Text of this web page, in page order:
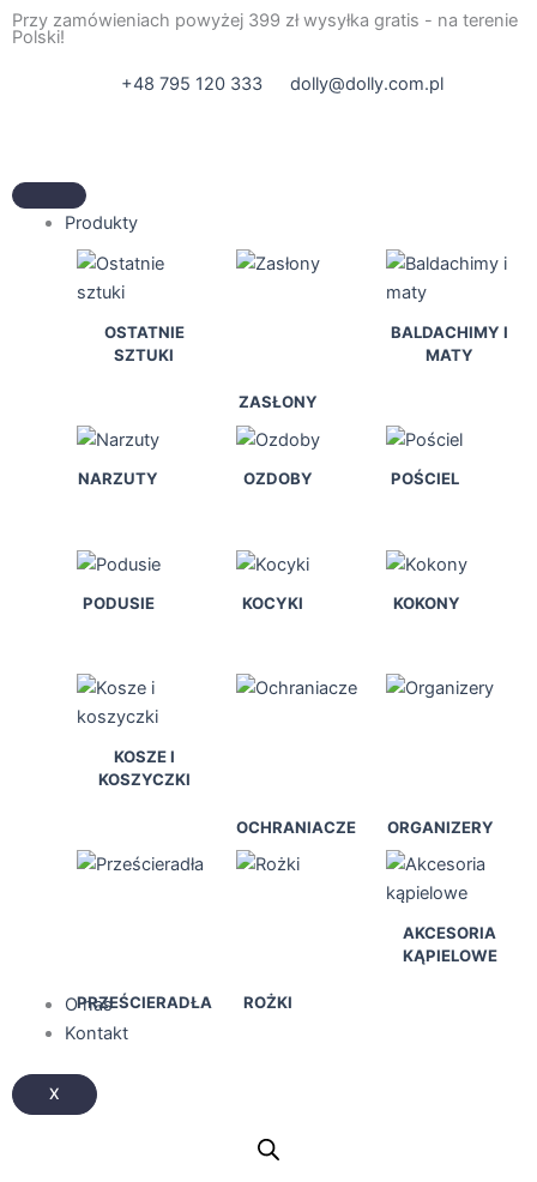
Przejdź
do
Przy zamówieniach powyżej 399 zł wysyłka gratis - na terenie
Polski!
+48 795 120 333 dolly@dolly.com.pl
Produkty
OSTATNIE
SZTUKI
ZASŁONY
BALDACHIMY I
MATY
NARZUTY OZDOBY POŚCIEL
PODUSIE KOCYKI KOKONY
KOSZE I
KOSZYCZKI
OCHRANIACZE ORGANIZERY
PRZEŚCIERADŁA ROŻKI
AKCESORIA
KĄPIELOWE
O nas
Kontakt
X